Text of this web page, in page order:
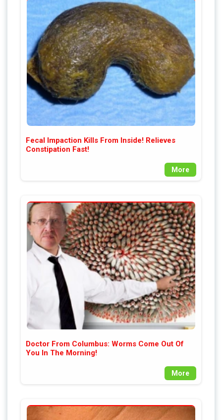
Fecal Impaction Kills From Inside! Relieves
Constipation Fast!
More
Doctor From Columbus: Worms Come Out Of
You In The Morning!
More